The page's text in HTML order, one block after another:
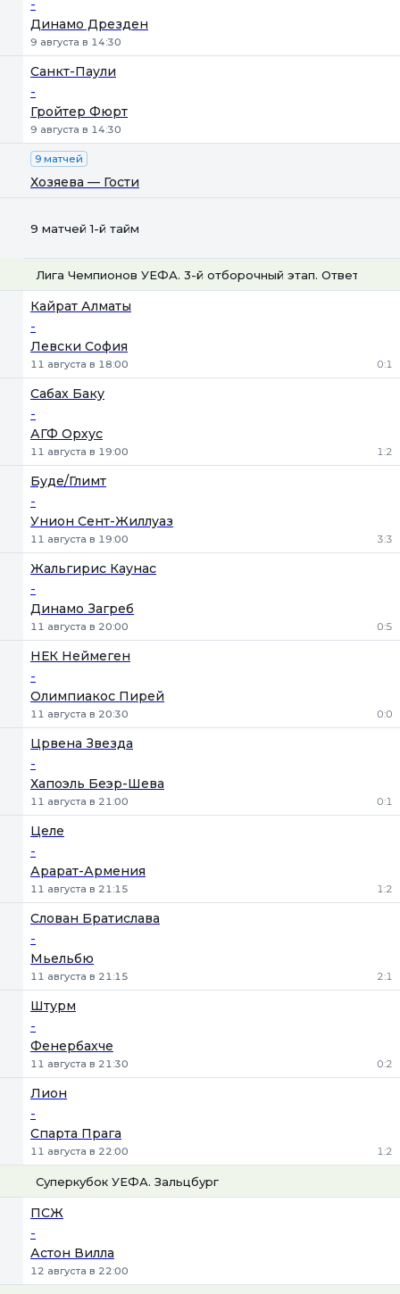
-
Динамо Дрезден
9 августа в 14:30
Санкт-Паули
-
Гройтер Фюрт
9 августа в 14:30
9 матчей
Хозяева — Гости
9 матчей 1-й тайм
Лига Чемпионов УЕФА. 3-й отборочный этап. Ответные
Кайрат Алматы
-
Левски София
11 августа в 18:00 0:1
Сабах Баку
-
АГФ Орхус
11 августа в 19:00 1:2
Буде/Глимт
-
Унион Сент-Жиллуаз
11 августа в 19:00 3:3
Жальгирис Каунас
-
Динамо Загреб
11 августа в 20:00 0:5
НЕК Неймеген
-
Олимпиакос Пирей
11 августа в 20:30 0:0
Црвена Звезда
-
Хапоэль Беэр-Шева
11 августа в 21:00 0:1
Целе
-
Арарат-Армения
11 августа в 21:15 1:2
Слован Братислава
-
Мьельбю
11 августа в 21:15 2:1
Штурм
-
Фенербахче
11 августа в 21:30 0:2
Лион
-
Спарта Прага
11 августа в 22:00 1:2
Суперкубок УЕФА. Зальцбург
ПСЖ
-
Астон Вилла
12 августа в 22:00